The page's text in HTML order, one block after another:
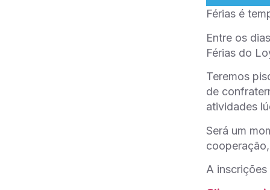
Férias é
Entre os
Férias do
Teremos
de
atividades
Será um
A inscrições